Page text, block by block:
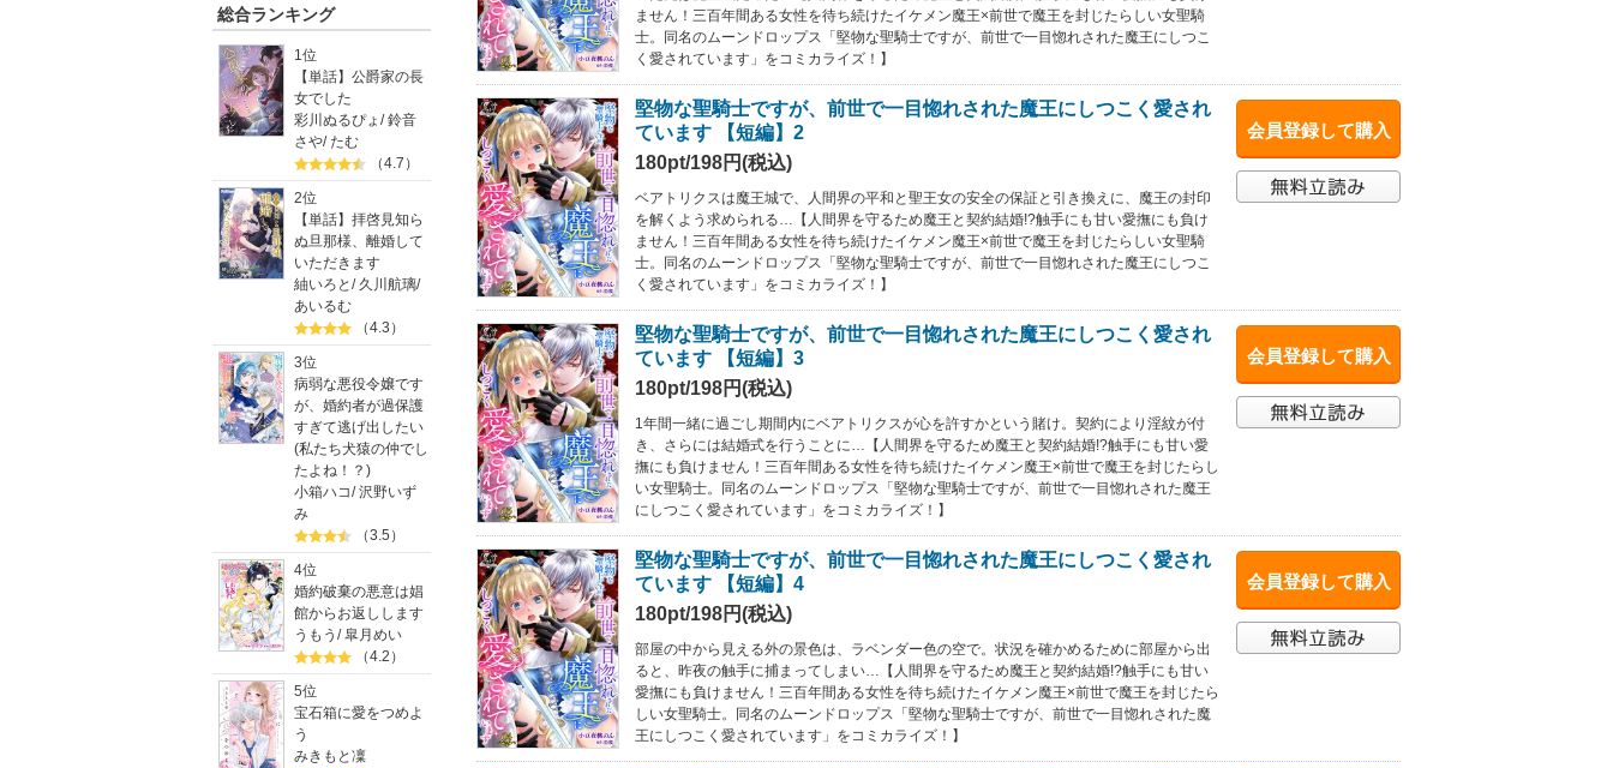
総合ランキング
1位
【単話】公爵家の長
女でした
彩川ぬるぴょ /鈴音
さや/たむ
（4.7）
2位
【単話】拝啓見知ら
ぬ旦那様、離婚して
いただきます
紬いろと / 久川航璃/
あいるむ
（4.3）
3位
病弱な悪役令嬢です
が、婚約者が過保護
すぎて逃げ出したい
(私たち犬猿の仲でし
たよね！？)
小箱ハコ/沢野いず
み
（3.5）
4位
婚約破棄の悪意は娼
館からお返しします
うもう /皐月めい
（4.2）
5位
宝石箱に愛をつめよ
う
みきもと凜
ません！三百年間ある女性を待ち続けたイケメン魔王×前世で魔王を封じたらしい女聖騎
士。同名のムーンドロップス「堅物な聖騎士ですが、前世で一目惚れされた魔王にしつこ
く愛されています」をコミカライズ！】
会員登録して購入
堅物な聖騎士ですが、前世で一目惚れされた魔王にしつこく愛され
ています 【短編】2
180pt/198円(税込)
ベアトリクスは魔王城で、人間界の平和と聖王女の安全の保証と引き換えに、魔王の封印
を解くよう求められる…【人間界を守るため魔王と契約結婚!?触手にも甘い愛撫にも負け
ません！三百年間ある女性を待ち続けたイケメン魔王×前世で魔王を封じたらしい女聖騎
士。同名のムーンドロップス「堅物な聖騎士ですが、前世で一目惚れされた魔王にしつこ
く愛されています」をコミカライズ！】
会員登録して購入
堅物な聖騎士ですが、前世で一目惚れされた魔王にしつこく愛され
ています 【短編】3
180pt/198円(税込)
1年間一緒に過ごし期間内にベアトリクスが心を許すかという賭け。契約により淫紋が付
き、さらには結婚式を行うことに…【人間界を守るため魔王と契約結婚!?触手にも甘い愛
撫にも負けません！三百年間ある女性を待ち続けたイケメン魔王×前世で魔王を封じたらし
い女聖騎士。同名のムーンドロップス「堅物な聖騎士ですが、前世で一目惚れされた魔王
にしつこく愛されています」をコミカライズ！】
会員登録して購入
堅物な聖騎士ですが、前世で一目惚れされた魔王にしつこく愛され
ています 【短編】4
180pt/198円(税込)
部屋の中から見える外の景色は、ラベンダー色の空で。状況を確かめるために部屋から出
ると、昨夜の触手に捕まってしまい…【人間界を守るため魔王と契約結婚!?触手にも甘い
愛撫にも負けません！三百年間ある女性を待ち続けたイケメン魔王×前世で魔王を封じたら
しい女聖騎士。同名のムーンドロップス「堅物な聖騎士ですが、前世で一目惚れされた魔
王にしつこく愛されています」をコミカライズ！】